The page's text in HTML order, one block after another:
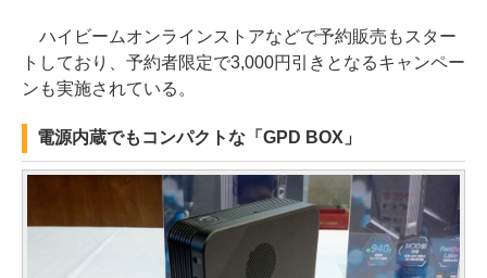
ハイビームオンラインストアなどで予約販売もスター
トしており、予約者限定で3,000円引きとなるキャンペー
ンも実施されている。
電源内蔵でもコンパクトな「GPD BOX」